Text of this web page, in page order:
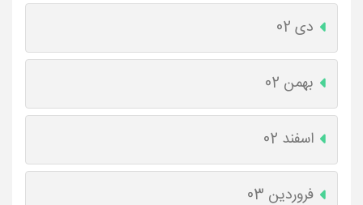
دی 02
بهمن 02
اسفند 02
فروردین 03